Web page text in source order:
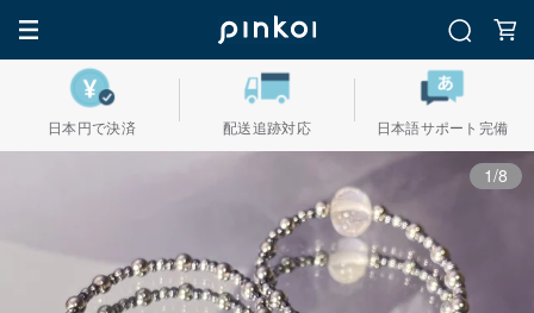
日本円で決済 配送追跡対応 日本語サポート完備
1/8